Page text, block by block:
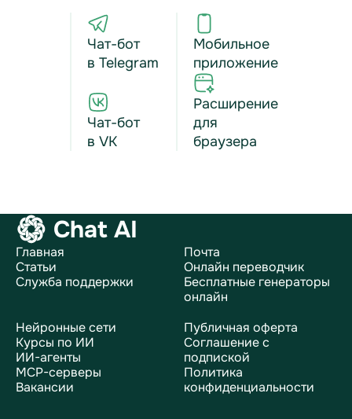
Чат-бот
в Telegram
Чат-бот
в VK
Мобильное
приложение
Расширение
для
браузера
Chat AI
Главная
Статьи
Служба поддержки
Почта
Онлайн переводчик
Бесплатные генераторы
онлайн
Нейронные сети
Курсы по ИИ
ИИ-агенты
MCP-серверы
Вакансии
Публичная оферта
Соглашение с
подпиской
Политика
конфиденциальности